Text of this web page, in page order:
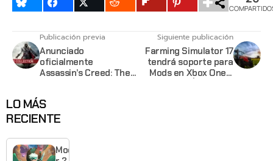
Publicación previa
Anunciado
oficialmente
Assassin’s Creed: The
One
Siguiente publicación
Farming Simulator 17
tendrá soporte para
Mods en Xbox One y
LO MÁS
RECIENTE
Moonlighte